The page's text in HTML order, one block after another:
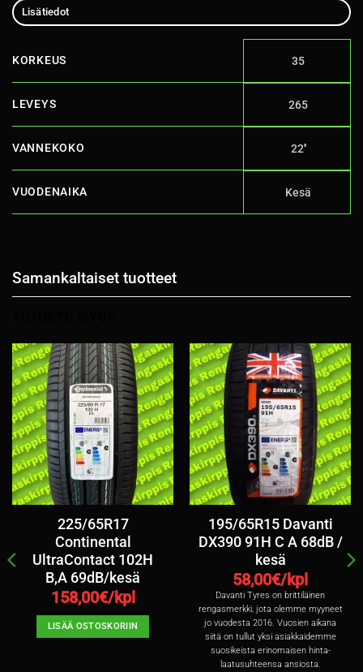
Lisätiedot
KORKEUS 35
LEVEYS 265
VANNEKOKO 22''
VUODENAIKA Kesä
Samankaltaiset tuotteet
225/65R17
Continental
UltraContact 102H
B,A 69dB/kesä
158,00€/kpl
LISÄÄ OSTOSKORIIN
195/65R15 Davanti
DX390 91H C A 68dB /
kesä
58,00€/kpl
Davanti Tyres on brittiläinen
rengasmerkki, jota olemme myyneet
jo vuodesta 2016. Vuosien aikana
siitä on tullut yksi asiakkaidemme
suosikeista erinomaisen hinta-
laatusuhteensa ansiosta.